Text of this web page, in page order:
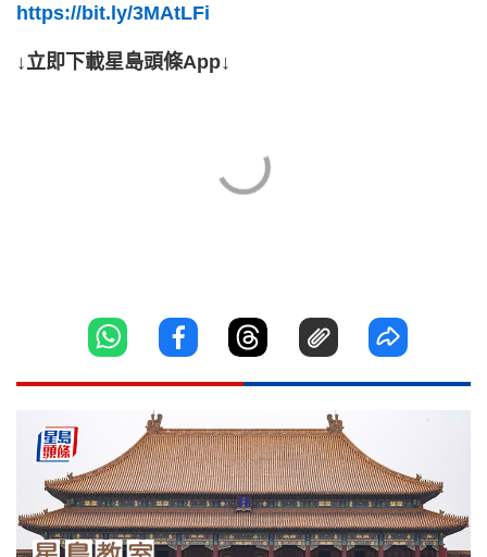
https://bit.ly/3MAtLFi
↓立即下載星島頭條App↓